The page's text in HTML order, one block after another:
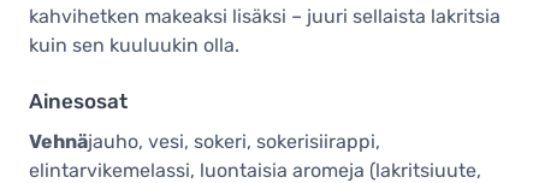
kahvihetken makeaksi lisäksi – juuri sellaista lakritsia
kuin sen kuuluukin olla.
Ainesosat
Vehnäjauho, vesi, sokeri, sokerisiirappi,
elintarvikemelassi, luontaisia aromeja (lakritsiuute,